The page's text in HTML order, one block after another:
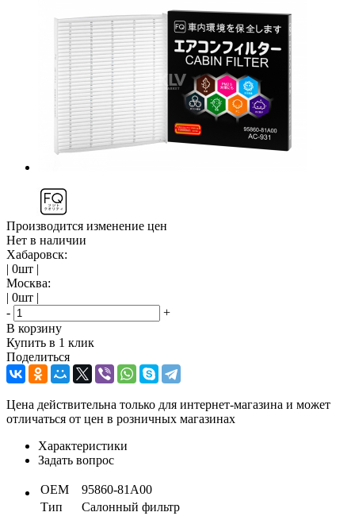
Производится изменение цен
Нет в наличии
Хабаровск:
| 0шт |
Москва:
| 0шт |
-
+
В корзину
Купить в 1 клик
Поделиться
Цена действительна только для интернет-магазина и может
отличаться от цен в розничных магазинах
Характеристики
Задать вопрос
OEM
95860-81A00
Тип
Салонный фильтр